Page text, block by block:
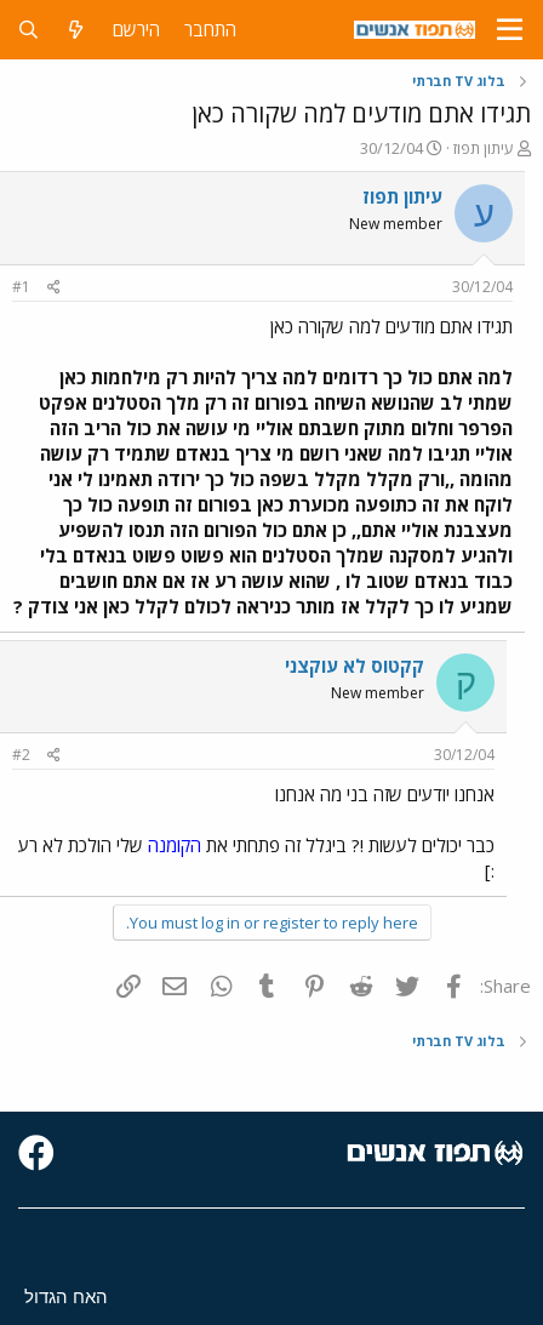
התחבר הירשם
בלוג TV חברתי
תגידו אתם מודעים למה שקורה כאן
פ
ו
ת
ח
ה
ש
א
עיתון תפוז
פ
ו
ר
ס
ם
ר
30/12/04
ע עיתון תפוז
New member
30/12/04
#1
תגידו אתם מודעים למה שקורה כאן
למה אתם כול כך רדומים למה צריך להיות רק מילחמות כאן
שמתי לב שהנושא השיחה בפורום זה רק מלך הסטלנים אפקט
הפרפר וחלום מתוק חשבתם אוליי מי עושה את כול הריב הזה
אוליי תגיבו למה שאני רושם מי צריך בנאדם שתמיד רק עושה
מהומה ,,ורק מקלל מקלל בשפה כול כך ירודה תאמינו לי אני
לוקח את זה כתופעה מכוערת כאן בפורום זה תופעה כול כך
מעצבנת אוליי אתם,, כן אתם כול הפורום הזה תנסו להשפיע
ולהגיע למסקנה שמלך הסטלנים הוא פשוט פשוט בנאדם בלי
כבוד בנאדם שטוב לו , שהוא עושה רע אז אם אתם חושבים
שמגיע לו כך לקלל אז מותר כניראה לכולם לקלל כאן אני צודק ?
ק קקטוס לא עוקצני
New member
30/12/04
#2
אנחנו יודעים שזה בני מה אנחנו
כבר יכולים לעשות !? ביגלל זה פתחתי את הקומנה שלי הולכת לא רע
:]
You must log in or register to reply here.
Share: פייסבוק Twitter
Reddit
Pinterest
Tumblr
WhatsAppדואר אלקטרוני
בלוג TV חברתי
האח הגדול